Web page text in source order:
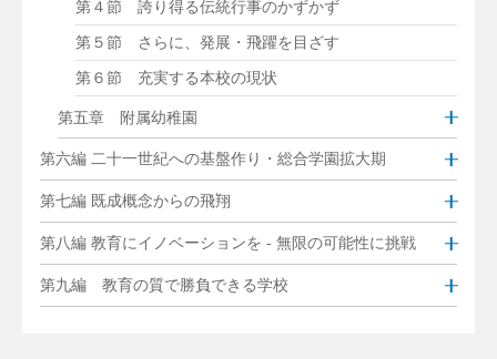
第４節 誇り得る伝統行事のかずかず
第５節 さらに、発展・飛躍を目ざす
第６節 充実する本校の現状
第五章 附属幼稚園
第六編 二十一世紀への基盤作り・総合学園拡大期
第七編 既成概念からの飛翔
第八編 教育にイノベーションを - 無限の可能性に挑戦
第九編 教育の質で勝負できる学校